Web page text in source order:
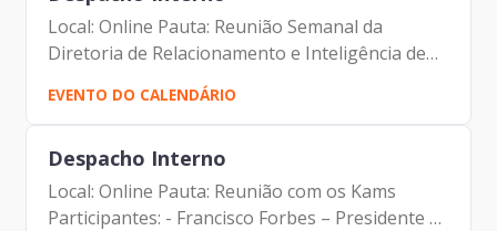
Local: Online Pauta: Reunião Semanal da
Diretoria de Relacionamento e Inteligência de
Mercado Participantes: - Francisco Forbes –
Presidente | Prodam-SP - André Tomiatto de
Oliveira - Assessor da...
EVENTO DO CALENDÁRIO
Despacho Interno
Local: Online Pauta: Reunião com os Kams
Participantes: - Francisco Forbes – Presidente |